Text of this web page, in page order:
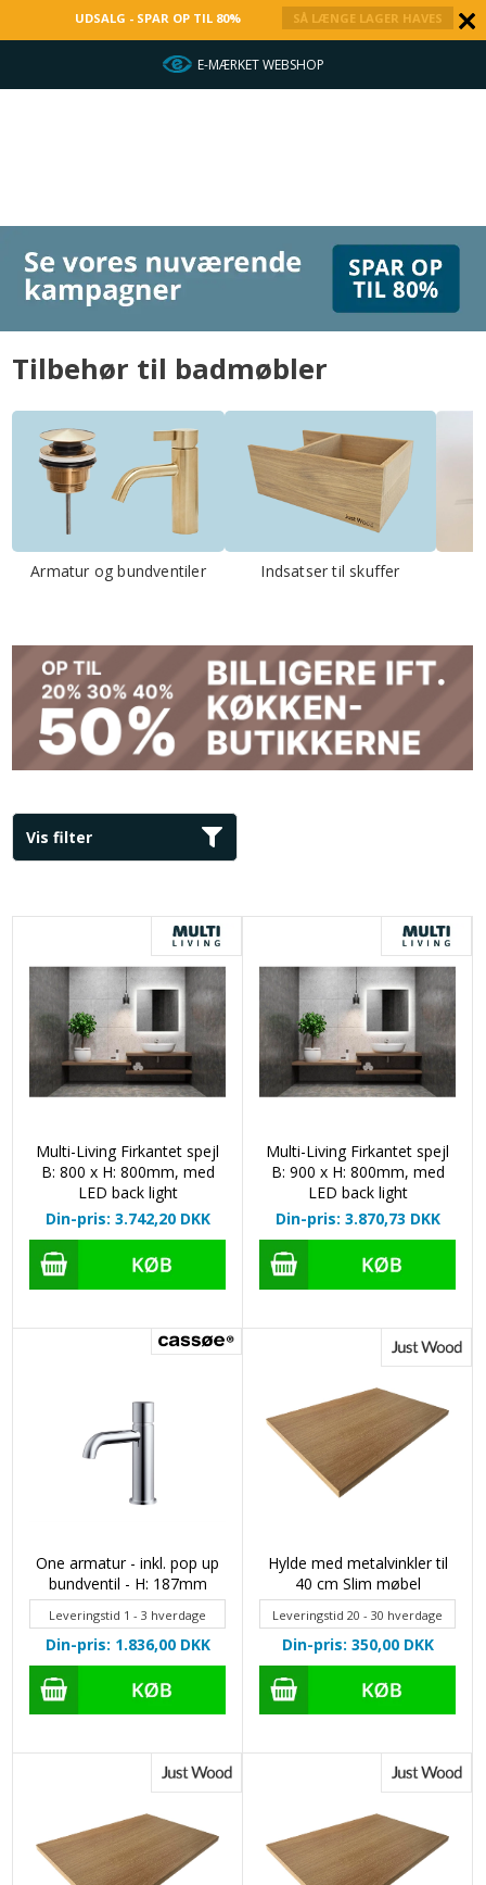
UDSALG - SPAR OP TIL 80% SÅ LÆNGE LAGER HAVES
HURTIG LEVERING
Tilbehør til badmøbler
Armatur og bundventiler Indsatser til skuffer
Vis filter
Multi-Living Firkantet spejl
B: 800 x H: 800mm, med
LED back light
Din-pris: 3.742,20 DKK
Multi-Living Firkantet spejl
B: 900 x H: 800mm, med
LED back light
Din-pris: 3.870,73 DKK
One armatur - inkl. pop up
bundventil - H: 187mm
Leveringstid 1 - 3 hverdage
Din-pris: 1.836,00 DKK
Hylde med metalvinkler til
40 cm Slim møbel
Leveringstid 20 - 30 hverdage
Din-pris: 350,00 DKK